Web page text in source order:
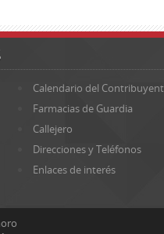
Calendario del
Farmacias de Guardia
Callejero
Direcciones y Teléfonos
Enlaces de interés